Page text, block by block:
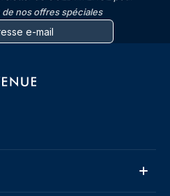
nos offres spéciales